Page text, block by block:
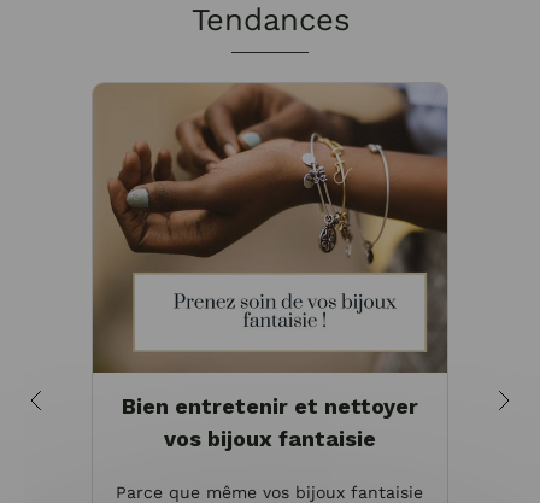
Tendances
Bien entretenir et nettoyer
vos bijoux fantaisie
Parce que même vos bijoux fantaisie